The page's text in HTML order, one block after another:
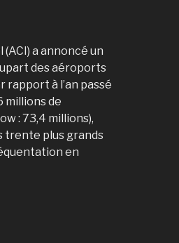
a annoncé un
des aéroports
à l’an passé
millions de
: 73,4 millions),
trente plus grands
en